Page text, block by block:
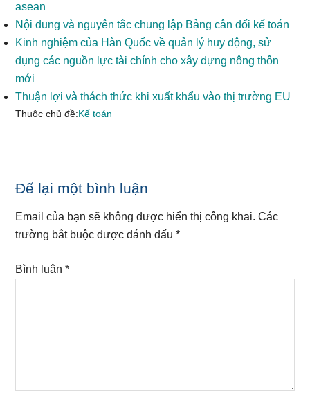
asean
Nội dung và nguyên tắc chung lập Bảng cân đối kế toán
Kinh nghiệm của Hàn Quốc về quản lý huy động, sử
dụng các nguồn lực tài chính cho xây dựng nông thôn
mới
Thuận lợi và thách thức khi xuất khẩu vào thị trường EU
Thuộc chủ đề:Kế toán
Reader
Interactions
Để lại một bình luận
Email của bạn sẽ không được hiển thị công khai. Các
trường bắt buộc được đánh dấu*
Bình luận*